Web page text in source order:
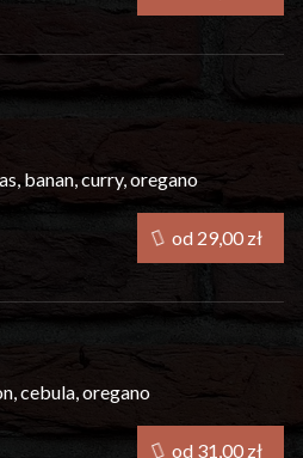
banan, curry, oregano
cebula, oregano